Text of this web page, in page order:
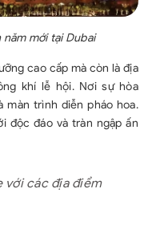
năm mới tại Dubai
cao cấp mà còn là địa
khí lễ hội. Nơi sự hòa
màn trình diễn pháo hoa.
độc đáo và tràn ngập ấn
với các địa điểm